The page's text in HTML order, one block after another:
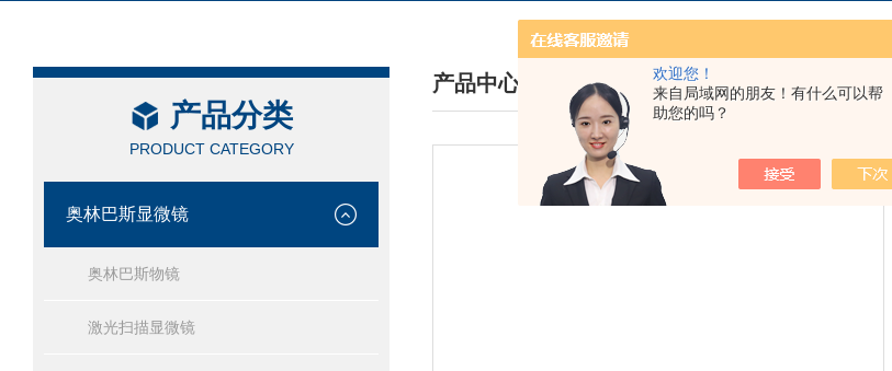
欢迎您！
来自局域网的朋友！有什么可以帮
助您的吗？
产品分类
PRODUCT CATEGORY
奥林巴斯显微镜
奥林巴斯物镜
激光扫描显微镜
产品中心
/ PRODUCTS CENTER
我的位置： 首页 > 产品中心>